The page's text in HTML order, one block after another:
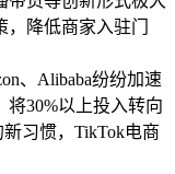
降低商家入驻门
、Alibaba纷纷加速
30%以上投入转向
习惯，TikTok电商